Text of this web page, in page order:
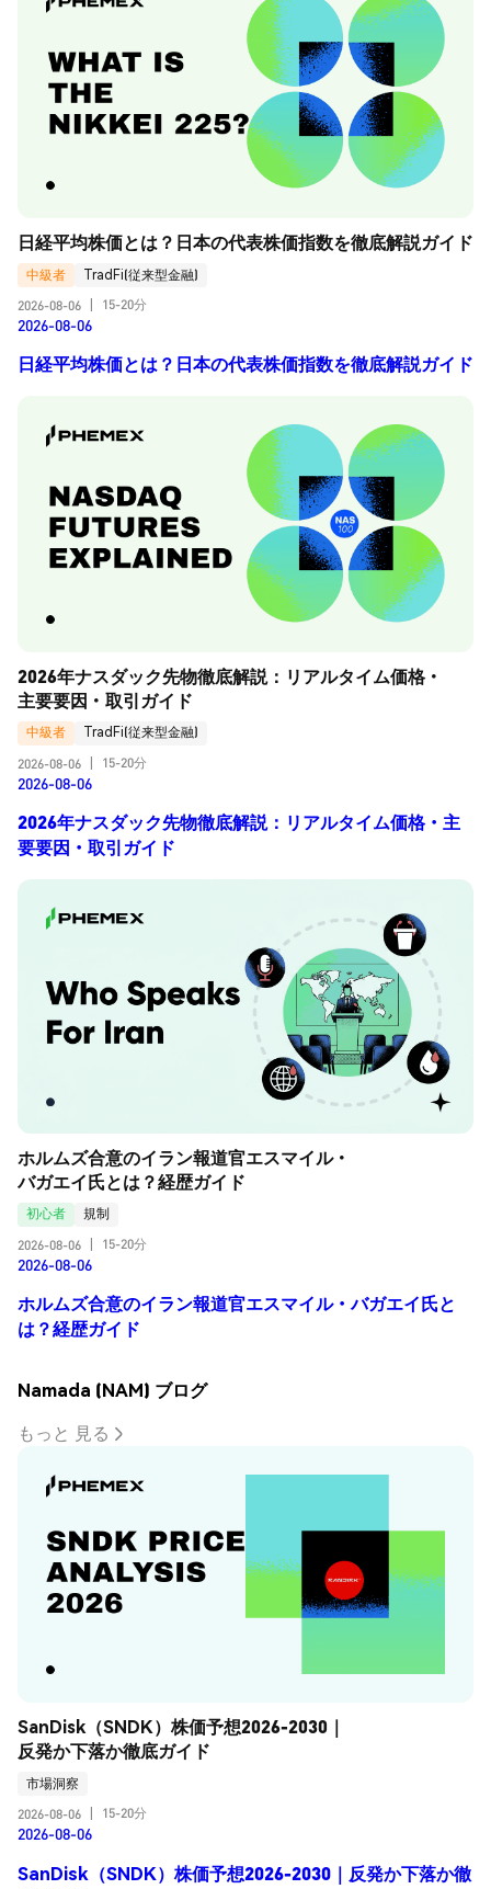
日経平均株価とは？日本の代表株価指数を徹底解説ガイド
中級者
TradFi(従来型金融)
2026-08-06
15-20分
2026-08-06
日経平均株価とは？日本の代表株価指数を徹底解説ガイド
2026年ナスダック先物徹底解説：リアルタイム価格・
主要要因・取引ガイド
中級者
TradFi(従来型金融)
2026-08-06
15-20分
2026-08-06
2026年ナスダック先物徹底解説：リアルタイム価格・主
要要因・取引ガイド
ホルムズ合意のイラン報道官エスマイル・
バガエイ氏とは？経歴ガイド
初心者
規制
2026-08-06
15-20分
2026-08-06
ホルムズ合意のイラン報道官エスマイル・バガエイ氏と
は？経歴ガイド
Namada (NAM) ブログ
もっと 見る
SanDisk（SNDK）株価予想2026-2030｜
反発か下落か徹底ガイド
市場洞察
2026-08-06
15-20分
2026-08-06
SanDisk（SNDK）株価予想2026-2030｜反発か下落か徹